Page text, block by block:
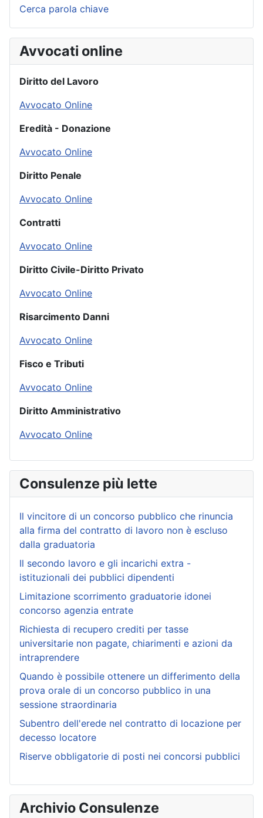
Cerca parola chiave
Avvocati online
Diritto del Lavoro
Avvocato Online
Eredità - Donazione
Avvocato Online
Diritto Penale
Avvocato Online
Contratti
Avvocato Online
Diritto Civile-Diritto Privato
Avvocato Online
Risarcimento Danni
Avvocato Online
Fisco e Tributi
Avvocato Online
Diritto Amministrativo
Avvocato Online
Consulenze più lette
Il vincitore di un concorso pubblico che rinuncia
alla firma del contratto di lavoro non è escluso
dalla graduatoria
Il secondo lavoro e gli incarichi extra -
istituzionali dei pubblici dipendenti
Limitazione scorrimento graduatorie idonei
concorso agenzia entrate
Richiesta di recupero crediti per tasse
universitarie non pagate, chiarimenti e azioni da
intraprendere
Quando è possibile ottenere un differimento della
prova orale di un concorso pubblico in una
sessione straordinaria
Subentro dell'erede nel contratto di locazione per
decesso locatore
Riserve obbligatorie di posti nei concorsi pubblici
Archivio Consulenze